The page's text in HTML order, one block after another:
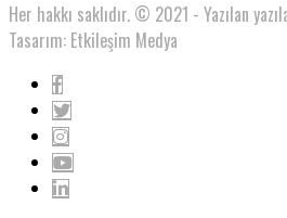
Her hakkı saklıdır. © 2021 - Yazılan
Tasarım: Etkileşim Medya